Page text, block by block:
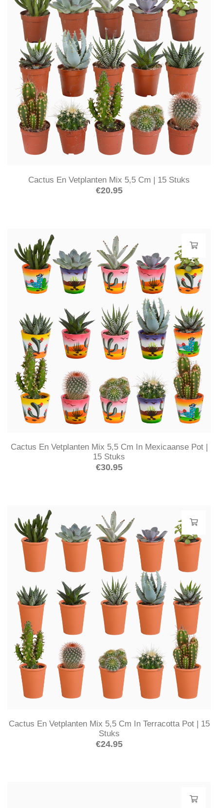
Cactus En Vetplanten Mix 5,5 Cm | 15 Stuks
€20.95
Cactus En Vetplanten Mix 5,5 Cm In Mexicaanse Pot |
15 Stuks
€30.95
Cactus En Vetplanten Mix 5,5 Cm In Terracotta Pot | 15
Stuks
€24.95